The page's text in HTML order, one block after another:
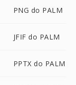
PNG do PALM
JFIF do PALM
PPTX do PALM